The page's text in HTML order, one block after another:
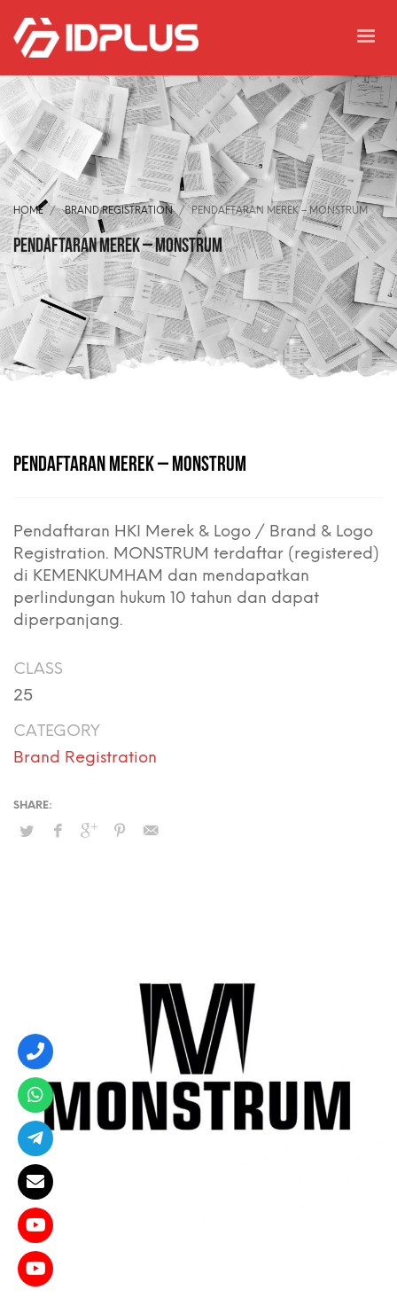
HOME BRAND REGISTRATION PENDAFTARAN MEREK – MONSTRUM
Pendaftaran Merek – MONSTRUM
PENDAFTARAN MEREK – MONSTRUM
Pendaftaran HKI Merek & Logo / Brand & Logo
Registration. MONSTRUM terdaftar (registered)
di KEMENKUMHAM dan mendapatkan
perlindungan hukum 10 tahun dan dapat
diperpanjang.
CLASS
25
CATEGORY
Brand Registration